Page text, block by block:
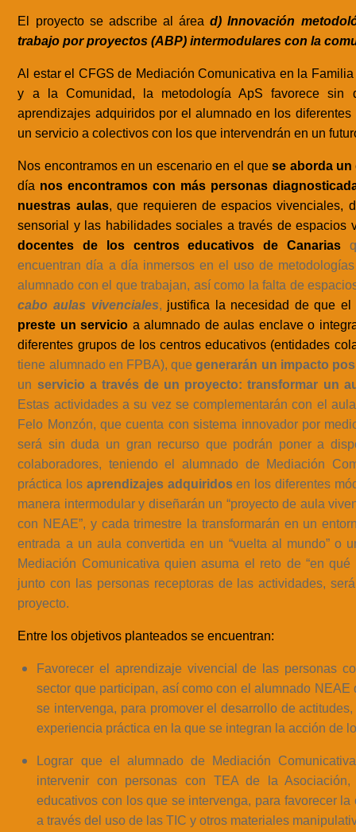
El proyecto se adscribe al áread) Innovación
trabajo por proyectos (ABP) intermodulares con la
Al estar el CFGS de Mediación Comunicativa en la
y a la Comunidad, la metodología ApS favorece
aprendizajes adquiridos por el alumnado en los
un servicio a colectivos con los que intervendrán en un
Nos encontramos en un escenario en el quese aborda un
día nos encontramos con más personas
nuestras aulas, que requieren de espacios vivenciales,
sensorial y las habilidades sociales a través de
docentes de los centros educativos de Canarias
encuentran día a día inmersos en el uso de
alumnado con el que trabajan, así como la falta de
cabo aulas vivenciales, justifica la necesidad de que el
preste un servicio a alumnado de aulas enclave o
diferentes grupos de los centros educativos (entidades
tiene alumnado en FPBA), quegenerarán un impacto
un servicio a través de un proyecto: transformar un
Estas actividades a su vez se complementarán con el
Felo Monzón, que cuenta con sistema innovador por
será sin duda un gran recurso que podrán poner a
colaboradores, teniendo el alumnado de Mediación
práctica los aprendizajes adquiridosen los diferentes
manera intermodular y diseñarán un “proyecto de aula
con NEAE”, y cada trimestre la transformarán en un
entrada a un aula convertida en un “vuelta al mundo” o
Mediación Comunicativa quien asuma el reto de “en
junto con las personas receptoras de las actividades,
proyecto.
Entre los objetivos planteados se encuentran:
Favorecer el aprendizaje vivencial de las personas
sector que participan, así como con el alumnado
se intervenga, para promover el desarrollo de
experiencia práctica en la que se integran la acción de
Lograr que el alumnado de Mediación
intervenir con personas con TEA de la
educativos con los que se intervenga, para favorecer
a través del uso de las TIC y otros materiales